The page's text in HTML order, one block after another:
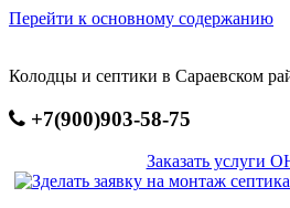
Перейти к основному содержанию
Колодцы и септики в Сараевском
+7(900)903-58-75
Заказать услуги